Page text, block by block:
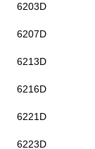
6203D
6207D
6213D
6216D
6221D
6223D